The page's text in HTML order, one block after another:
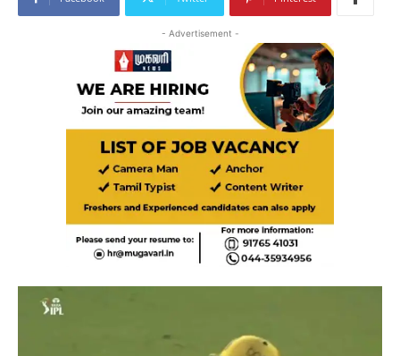
- Advertisement -